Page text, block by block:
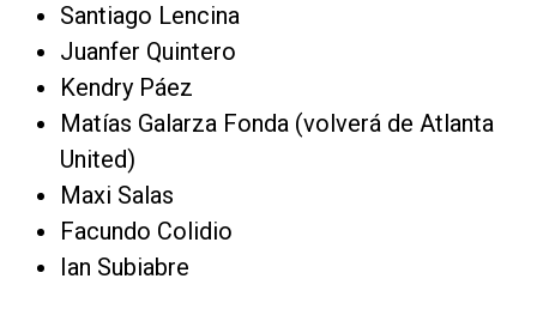
Santiago Lencina
Juanfer Quintero
Kendry Páez
Matías Galarza Fonda (volverá de Atlanta
United)
Maxi Salas
Facundo Colidio
Ian Subiabre